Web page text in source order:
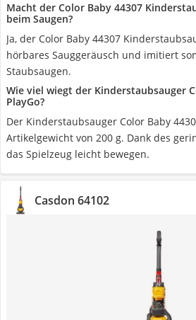
Macht der Color Baby 44307
beim Saugen?
Ja, der Color Baby 44307
hörbares Sauggeräusch und imitiert
Staubsaugen.
Wie viel wiegt der Kinderstaubsauger
PlayGo?
Der Kinderstaubsauger Color Baby
Artikelgewicht von ‎200 g. Dank des
das Spielzeug leicht bewegen.
Casdon 64102